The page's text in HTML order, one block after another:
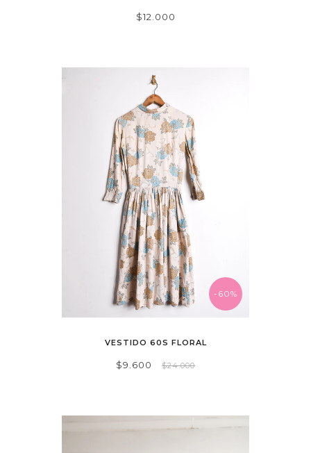
$12.000
-60%
VESTIDO 60S FLORAL
$9.600 $24.000